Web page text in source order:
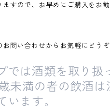
ますので、お早めにご購入をお
問い合わせからお気軽にどうぞ
では酒類を取り扱
未満の者の飲酒は
います。